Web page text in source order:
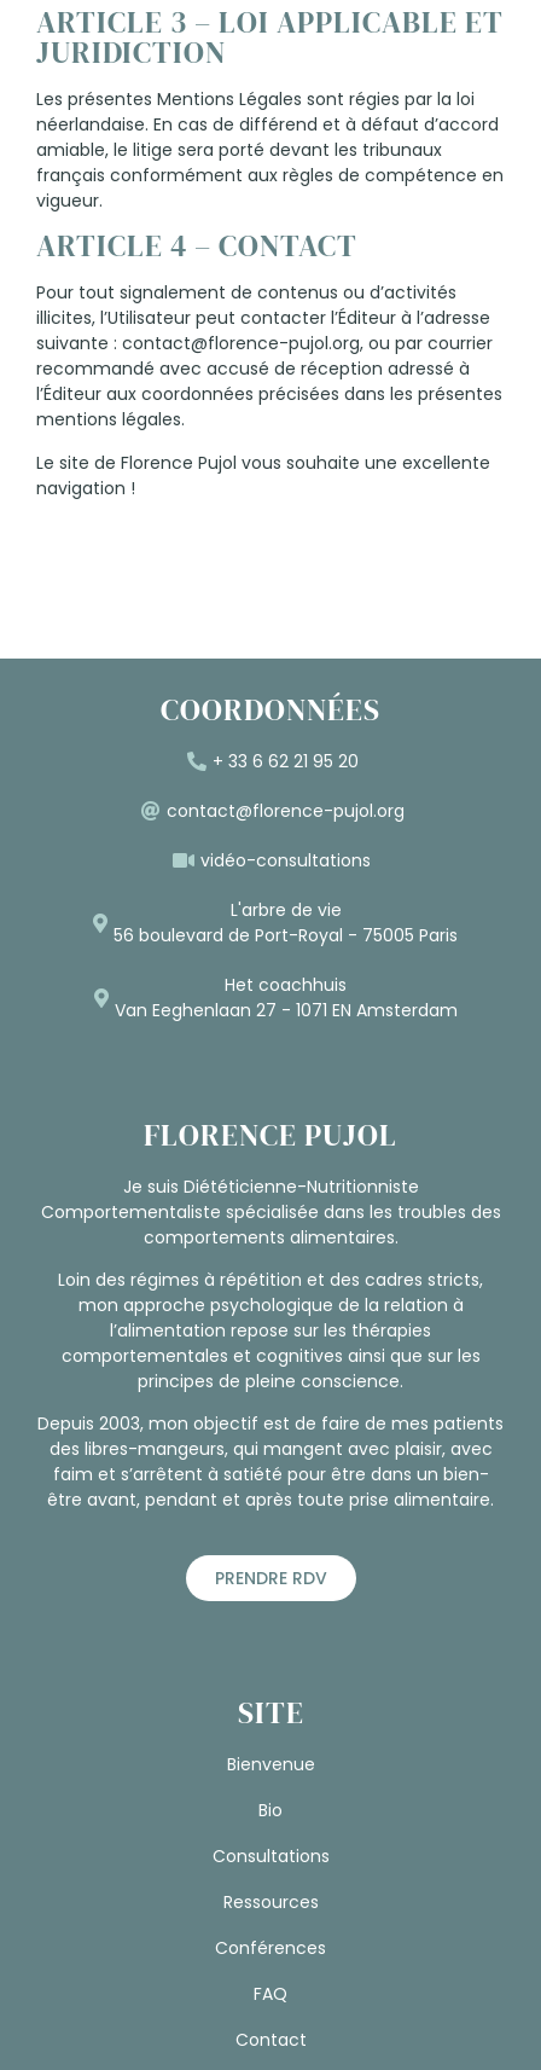
ARTICLE 3 – LOI APPLICABLE ET
JURIDICTION
Les présentes Mentions Légales sont régies par la loi
néerlandaise. En cas de différend et à défaut d’accord
amiable, le litige sera porté devant les tribunaux
français conformément aux règles de compétence en
vigueur.
ARTICLE 4 – CONTACT
Pour tout signalement de contenus ou d’activités
illicites, l’Utilisateur peut contacter l’Éditeur à l’adresse
suivante : contact@florence-pujol.org, ou par courrier
recommandé avec accusé de réception adressé à
l’Éditeur aux coordonnées précisées dans les présentes
mentions légales.
Le site de Florence Pujol vous souhaite une excellente
navigation !
COORDONNÉES
+ 33 6 62 21 95 20
contact@florence-pujol.org
vidéo-consultations
L'arbre de vie
56 boulevard de Port-Royal - 75005 Paris
Het coachhuis
Van Eeghenlaan 27 - 1071 EN Amsterdam
FLORENCE PUJOL
Je suis Diététicienne-Nutritionniste
Comportementaliste spécialisée dans les troubles des
comportements alimentaires.
Loin des régimes à répétition et des cadres stricts,
mon approche psychologique de la relation à
l’alimentation repose sur les thérapies
comportementales et cognitives ainsi que sur les
principes de pleine conscience.
Depuis 2003, mon objectif est de faire de mes patients
des libres-mangeurs, qui mangent avec plaisir, avec
faim et s’arrêtent à satiété pour être dans un bien-
être avant, pendant et après toute prise alimentaire.
PRENDRE RDV
SITE
Bienvenue
Bio
Consultations
Ressources
Conférences
FAQ
Contact